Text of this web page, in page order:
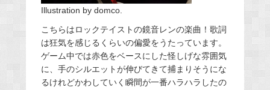
Illustration by domco.
こちらはロックテイストの鏡音レンの楽曲！歌詞
は狂気を感じるくらいの偏愛をうたっています。
ゲーム中では赤色をベースにした怪しげな雰囲気
に、手のシルエットが伸びてきて捕まりそうにな
るけれどかわしていく瞬間が一番ハラハラしたの